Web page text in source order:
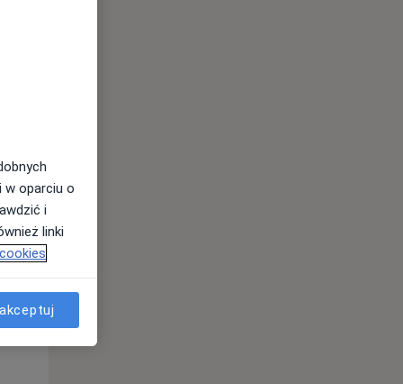
Wt,
11 Sie
w oparciu o
i
linki